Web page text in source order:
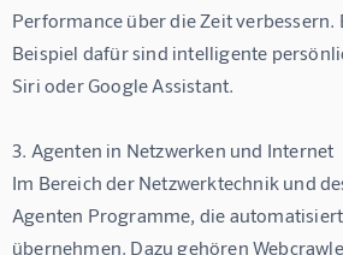
Performance über die Zeit verbessern.
Beispiel dafür sind intelligente
Siri oder Google Assistant.
3. Agenten in Netzwerken und Internet
Im Bereich der Netzwerktechnik und
Agenten Programme, die
übernehmen. Dazu gehören